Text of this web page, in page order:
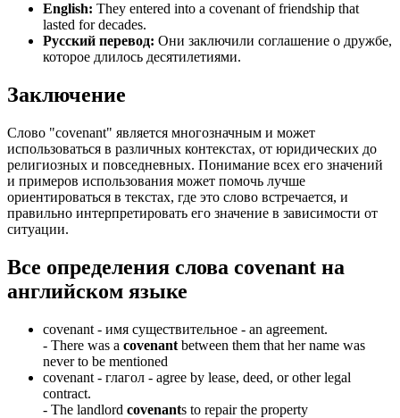
English: They entered into a covenant of friendship that
lasted for decades.
Русский перевод: Они заключили соглашение о дружбе,
которое длилось десятилетиями.
Заключение
Слово "covenant" является многозначным и может
использоваться в различных контекстах, от юридических до
религиозных и повседневных. Понимание всех его значений
и примеров использования может помочь лучше
ориентироваться в текстах, где это слово встречается, и
правильно интерпретировать его значение в зависимости от
ситуации.
Все определения слова covenant на
английском языке
covenant - имя существительное - an agreement.
- There was a covenant between them that her name was
never to be mentioned
covenant - глагол - agree by lease, deed, or other legal
contract.
- The landlord covenants to repair the property